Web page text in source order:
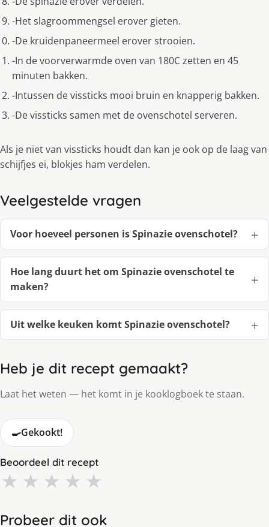
-Het slagroommengsel erover gieten.
-De kruidenpaneermeel erover strooien.
-In de voorverwarmde oven van 180C zetten en 45
minuten bakken.
-Intussen de vissticks mooi bruin en knapperig bakken.
-De vissticks samen met de ovenschotel serveren.
Als je niet van vissticks houdt dan kan je ook op de laag van
schijfjes ei, blokjes ham verdelen.
Veelgestelde vragen
Voor hoeveel personen is Spinazie ovenschotel?
Hoe lang duurt het om Spinazie ovenschotel te
maken?
Uit welke keuken komt Spinazie ovenschotel?
Heb je dit recept gemaakt?
Laat het weten — het komt in je kooklogboek te staan.
🍳Gekookt!
Beoordeel dit recept
★ ★ ★ ★ ★
Probeer dit ook